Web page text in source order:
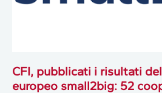
CFI, pubblicati i risultati
europeo small2big: 52